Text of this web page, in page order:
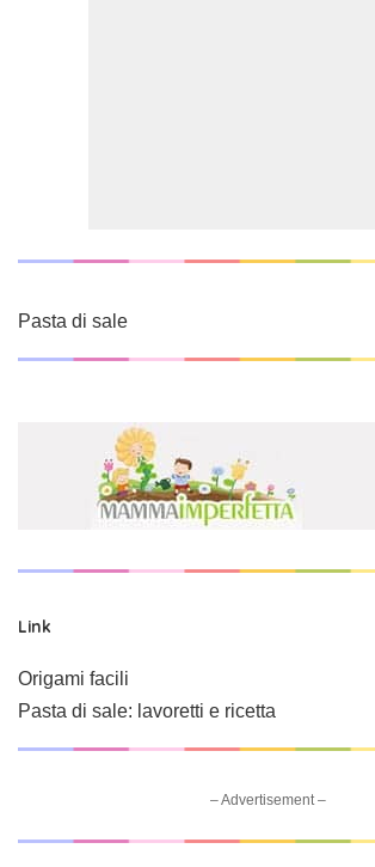
Pasta di sale
Link
Origami facili
Pasta di sale: lavoretti e ricetta
– Advertisement –